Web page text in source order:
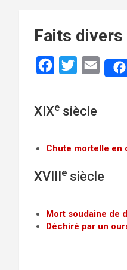
Faits
o
o
t
e
r
E
XIXe siècle
Chute mortelle en
XVIIIe siècle
Mort soudaine de
Déchiré par un